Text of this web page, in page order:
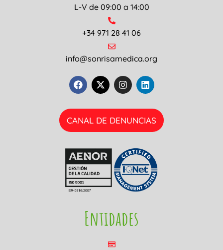
L-V de 09:00 a 14:00
+34 971 28 41 06
info@sonrisamedica.org
CANAL DE DENUNCIAS
Entidades